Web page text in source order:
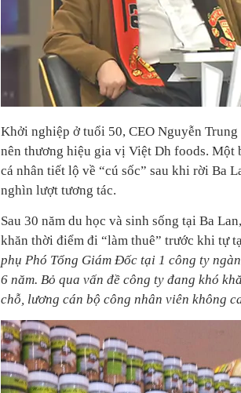
Khởi nghiệp ở tuổi 50, CEO Nguyễn
nên thương hiệu gia vị Việt Dh foods. Một
cá nhân tiết lộ về “cú sốc” sau khi rời Ba
nghìn lượt tương tác.
Sau 30 năm du học và sinh sống tại Ba
khăn thời điểm đi “làm thuê” trước khi tự
phụ Phó Tổng Giám Đốc tại 1 công ty
6 năm. Bỏ qua vấn đề công ty đang khó
chỗ, lương cán bộ công nhân viên không